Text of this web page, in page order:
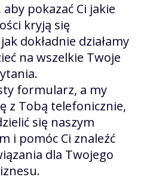
pokazać Ci jakie
kryją się
dokładnie działamy
na wszelkie Twoje
formularz, a my
z Tobą telefonicznie,
się naszym
i pomóc Ci znaleźć
dla Twojego